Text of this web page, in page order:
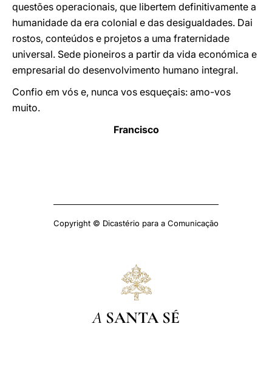
questões operacionais, que libertem definitivamente a
humanidade da era colonial e das desigualdades. Dai
rostos, conteúdos e projetos a uma fraternidade
universal. Sede pioneiros a partir da vida económica e
empresarial do desenvolvimento humano integral.
Confio em vós e, nunca vos esqueçais: amo-vos
muito.
Francisco
Copyright © Dicastério para a Comunicação
A SANTA SÉ